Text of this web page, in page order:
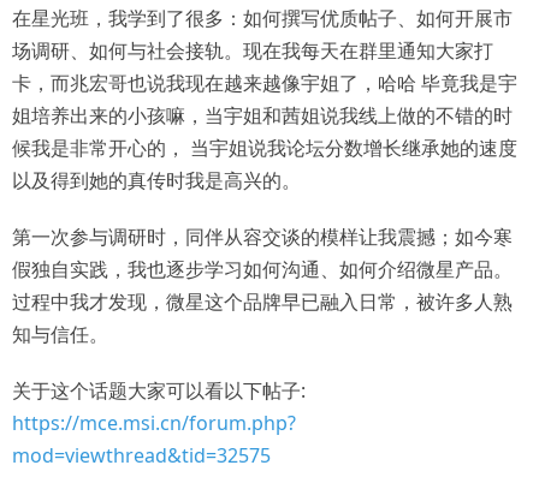
在星光班，我学到了很多：如何撰写优质帖子、如何开展市
场调研、如何与社会接轨。现在我每天在群里通知大家打
卡，而兆宏哥也说我现在越来越像宇姐了，哈哈 毕竟我是宇
姐培养出来的小孩嘛，当宇姐和茜姐说我线上做的不错的时
候我是非常开心的， 当宇姐说我论坛分数增长继承她的速度
以及得到她的真传时我是高兴的。
第一次参与调研时，同伴从容交谈的模样让我震撼；如今寒
假独自实践，我也逐步学习如何沟通、如何介绍微星产品。
过程中我才发现，微星这个品牌早已融入日常，被许多人熟
知与信任。
关于这个话题大家可以看以下帖子:
https://mce.msi.cn/forum.php?
mod=viewthread&tid=32575